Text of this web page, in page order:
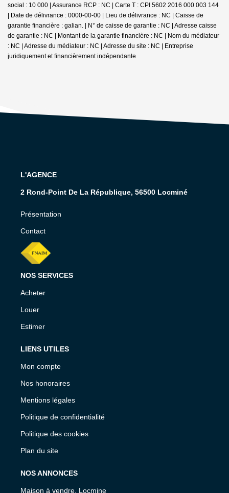
social : 10 000 | Assurance RCP : NC | Carte T : CPI 5602 2016 000 003 144
| Date de délivrance : 0000-00-00 | Lieu de délivrance : NC | Caisse de
garantie financière : galian. | N° de caisse de garantie : NC | Adresse caisse
de garantie : NC | Montant de la garantie financière : NC | Nom du médiateur
: NC | Adresse du médiateur : NC | Adresse du site : NC | Entreprise
juridiquement et financièrement indépendante
L'AGENCE
2 Rond-Point De La République, 56500 Locminé
Présentation
Contact
NOS SERVICES
Acheter
Louer
Estimer
LIENS UTILES
Mon compte
Nos honoraires
Mentions légales
Politique de confidentialité
Politique des cookies
Plan du site
NOS ANNONCES
Maison à vendre, Locmine